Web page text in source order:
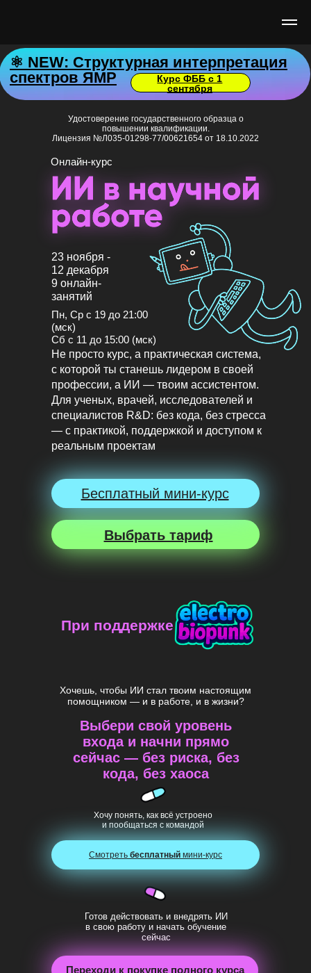
спектров ЯМР
сентября
Не просто курс, а практическая система,
с которой ты станешь лидером в своей
профессии, а ИИ — твоим ассистентом.
Для ученых, врачей, исследователей и
специалистов R&D: без кода, без стресса
— с практикой, поддержкой и доступом к
реальным проектам
Онлайн-курс
Удостоверение государственного образца о
повышении квалификации.
Лицензия №Л035-01298-77/00621654 от 18.10.2022
23 ноября -
12 декабря
9 онлайн-
занятий
Выбрать тариф
Пн, Ср с 19 до 21:00
(мск)
Сб с 11 до 15:00 (мск)
Бесплатный мини-курс
При поддержке
Готов действовать и внедрять ИИ
в свою работу и начать обучение
сейчаc
Хочу понять, как всё устроено
и пообщаться с командой
Хочешь, чтобы ИИ стал твоим настоящим
помощником — и в работе, и в жизни?
Выбери свой уровень
входа и начни прямо
сейчас — без риска, без
кода, без хаоса
Переходи к покупке полного курса
Смотреть бесплатный мини-курс